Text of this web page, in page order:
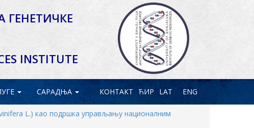
ГЕНЕТИЧКЕ
INSTITUTE
САРАДЊА КОНТАКТ ЋИР LAT ENG
L.) као подршка управљању националним